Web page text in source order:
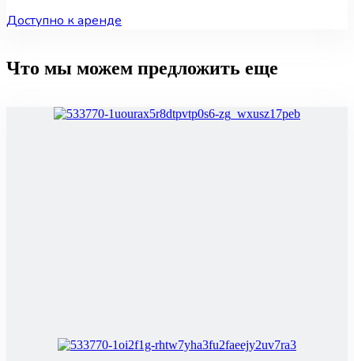
Доступно к аренде
Что мы можем предложить еще